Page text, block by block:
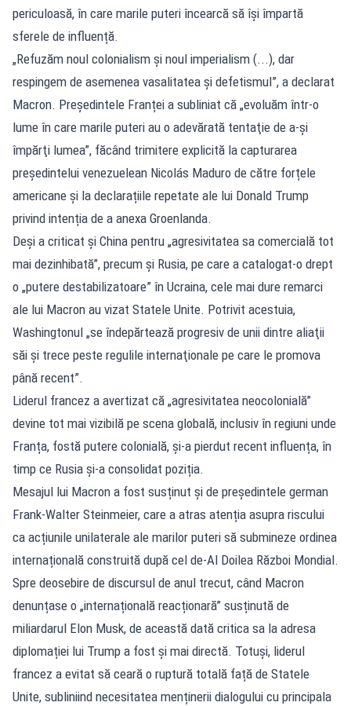
periculoasă, în care marile puteri încearcă să își împartă
sferele de influență.
„Refuzăm noul colonialism şi noul imperialism (...), dar
respingem de asemenea vasalitatea şi defetismul”, a declarat
Macron. Președintele Franței a subliniat că „evoluăm într-o
lume în care marile puteri au o adevărată tentaţie de a-şi
împărţi lumea”, făcând trimitere explicită la capturarea
președintelui venezuelean Nicolás Maduro de către forțele
americane și la declarațiile repetate ale lui Donald Trump
privind intenția de a anexa Groenlanda.
Deși a criticat și China pentru „agresivitatea sa comercială tot
mai dezinhibată”, precum și Rusia, pe care a catalogat-o drept
o „putere destabilizatoare” în Ucraina, cele mai dure remarci
ale lui Macron au vizat Statele Unite. Potrivit acestuia,
Washingtonul „se îndepărtează progresiv de unii dintre aliaţii
săi şi trece peste regulile internaţionale pe care le promova
până recent”.
Liderul francez a avertizat că „agresivitatea neocolonială”
devine tot mai vizibilă pe scena globală, inclusiv în regiuni unde
Franța, fostă putere colonială, și-a pierdut recent influența, în
timp ce Rusia și-a consolidat poziția.
Mesajul lui Macron a fost susținut și de președintele german
Frank-Walter Steinmeier, care a atras atenția asupra riscului
ca acțiunile unilaterale ale marilor puteri să submineze ordinea
internațională construită după cel de-Al Doilea Război Mondial.
Spre deosebire de discursul de anul trecut, când Macron
denunțase o „internațională reacționară” susținută de
miliardarul Elon Musk, de această dată critica sa la adresa
diplomației lui Trump a fost și mai directă. Totuși, liderul
francez a evitat să ceară o ruptură totală față de Statele
Unite, subliniind necesitatea menținerii dialogului cu principala